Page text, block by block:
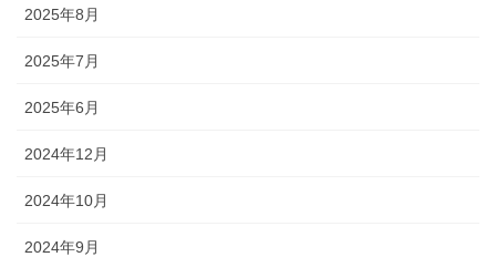
2025年8月
2025年7月
2025年6月
2024年12月
2024年10月
2024年9月